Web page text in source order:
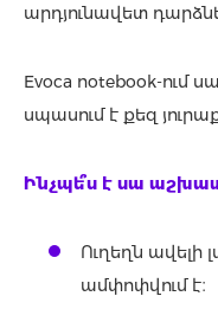
արդյունավետ
Evoca notebook-ում
սպասում է քեզ
Ինչպե՞ս է սա
Ուղեղն ավելի
ամփոփվում է։